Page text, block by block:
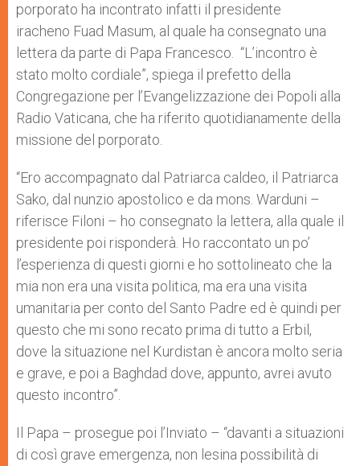
porporato ha incontrato infatti il presidente
iracheno Fuad Masum, al quale ha consegnato una
lettera da parte di Papa Francesco. “L’incontro è
stato molto cordiale”, spiega il prefetto della
Congregazione per l’Evangelizzazione dei Popoli alla
Radio Vaticana, che ha riferito quotidianamente della
missione del porporato.
“Ero accompagnato dal Patriarca caldeo, il Patriarca
Sako, dal nunzio apostolico e da mons. Warduni –
riferisce Filoni – ho consegnato la lettera, alla quale il
presidente poi risponderà. Ho raccontato un po’
l’esperienza di questi giorni e ho sottolineato che la
mia non era una visita politica, ma era una visita
umanitaria per conto del Santo Padre ed è quindi per
questo che mi sono recato prima di tutto a Erbil,
dove la situazione nel Kurdistan è ancora molto seria
e grave, e poi a Baghdad dove, appunto, avrei avuto
questo incontro”.
Il Papa – prosegue poi l’Inviato – “davanti a situazioni
di così grave emergenza, non lesina possibilità di